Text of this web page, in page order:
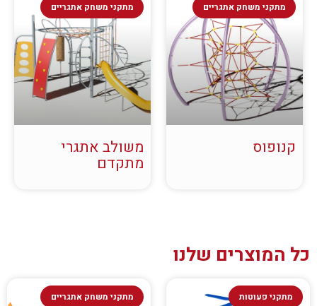
מתקני משחק אתגריים
קנופוס
מתקני משחק אתגריים
משולב אתגרי
מתקדם
כל המוצרים שלנו
מתקני פעוטות מתקני משחק אתגריים